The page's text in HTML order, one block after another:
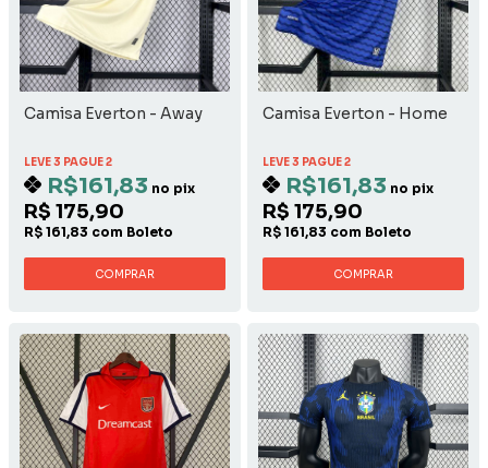
Camisa Everton - Away
LEVE 3 PAGUE 2
R$161,83 no pix
R$ 175,90
R$ 161,83 com Boleto
COMPRAR
Camisa Everton - Home
LEVE 3 PAGUE 2
R$161,83 no pix
R$ 175,90
R$ 161,83 com Boleto
COMPRAR